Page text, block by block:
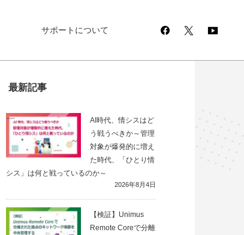
サポートについて
最新記事
AI時代、情シスはど
う戦うべきか～管理
対象が爆発的に増え
た時代、「ひとり情
シス」は何と戦っているのか～
2026年8月4日
【検証】Unimus
Remote Coreで分離